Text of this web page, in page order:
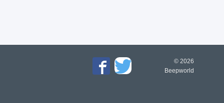
© 2026
Beepworld